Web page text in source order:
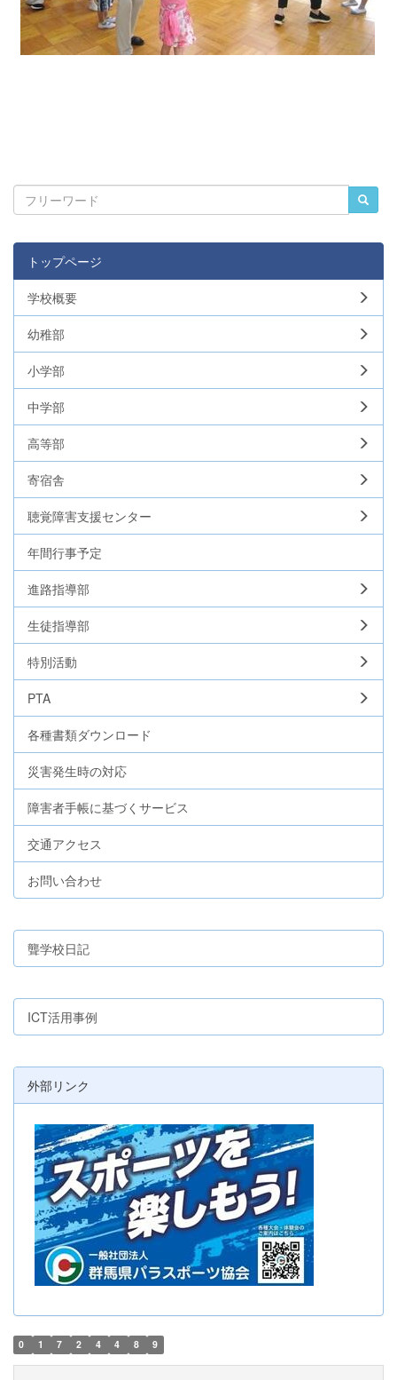
トップページ
学校概要
幼稚部
小学部
中学部
高等部
寄宿舎
聴覚障害支援センター
年間行事予定
進路指導部
生徒指導部
特別活動
PTA
各種書類ダウンロード
災害発生時の対応
障害者手帳に基づくサービス
交通アクセス
お問い合わせ
聾学校日記
ICT活用事例
外部リンク
0 1 7 2 4 4 8 9